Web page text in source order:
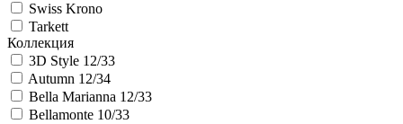
Swiss Krono
Tarkett
Коллекция
3D Style 12/33
Autumn 12/34
Bella Marianna 12/33
Bellamonte 10/33